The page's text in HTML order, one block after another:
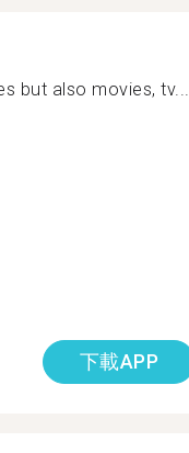
but also movies, tv...
下載APP